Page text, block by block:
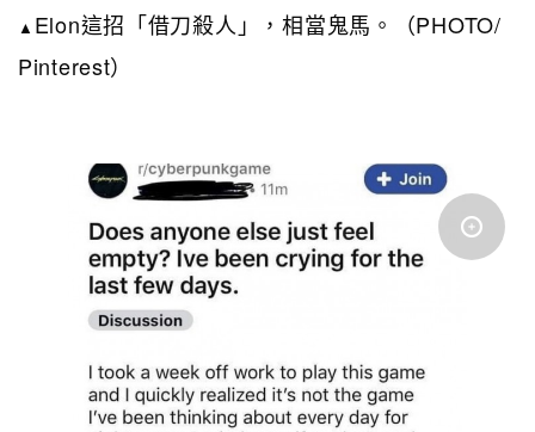
▲ Elon這招「借刀殺人」，相當鬼馬。（PHOTO/
Pinterest）